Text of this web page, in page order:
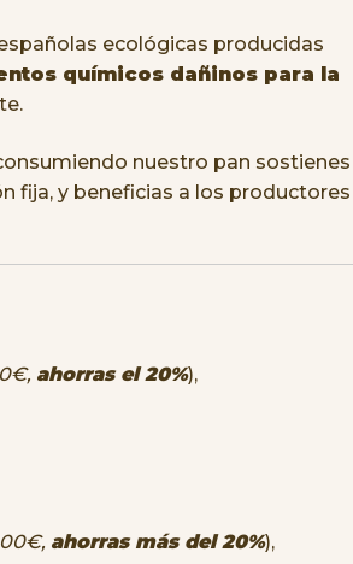
ecológicas producidas
químicos dañinos para la
nuestro pan sostienes
fija, y beneficias a los productores
ahorras el 20%),
ahorras más del 20%),